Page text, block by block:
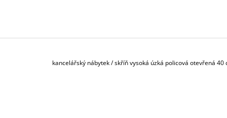
Domů
kancelářský nábytek/skříň vysoká úzká policová otevřená 40